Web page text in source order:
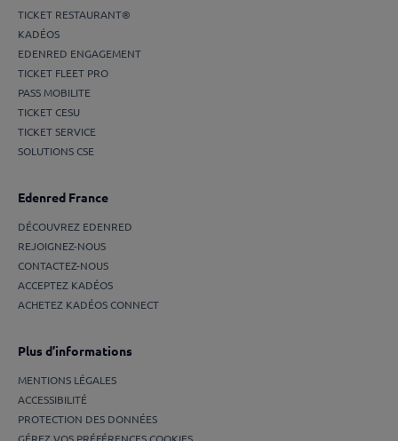
TICKET RESTAURANT®
KADÉOS
EDENRED ENGAGEMENT
TICKET FLEET PRO
PASS MOBILITE
TICKET CESU
TICKET SERVICE
SOLUTIONS CSE
Edenred France
DÉCOUVREZ EDENRED
REJOIGNEZ-NOUS
CONTACTEZ-NOUS
ACCEPTEZ KADÉOS
ACHETEZ KADÉOS CONNECT
Plus d’informations
MENTIONS LÉGALES
ACCESSIBILITÉ
PROTECTION DES DONNÉES